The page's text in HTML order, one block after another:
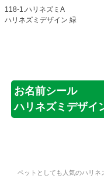
118-1.ハリネズミA
ハリネズミデザイン 緑
お名前シール
ハリネズミデザイ
ペットとしても人気のハリネ